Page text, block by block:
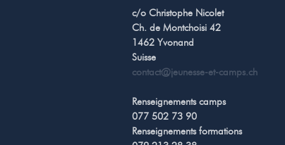
c/o Christophe Nicolet
Ch. de Montchoisi 42
1462 Yvonand
Suisse
contact@jeunesse-et-camps.ch
Renseignements camps
077 502 73 90
Renseignements formations